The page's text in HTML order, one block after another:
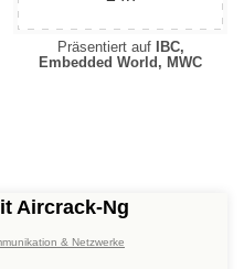
Präsentiert auf
IBC,
Embedded World, MWC
Aircrack-Ng
& Netzwerke